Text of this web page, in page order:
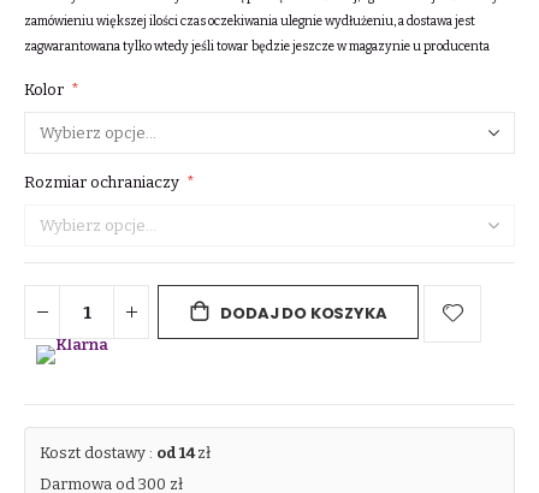
zamówieniu większej ilości czas oczekiwania ulegnie wydłużeniu, a dostawa jest
zagwarantowana tylko wtedy jeśli towar będzie jeszcze w magazynie u producenta
Kolor
Rozmiar ochraniaczy
DODAJ DO KOSZYKA
Koszt dostawy : od 14zł
Darmowa od 300 zł